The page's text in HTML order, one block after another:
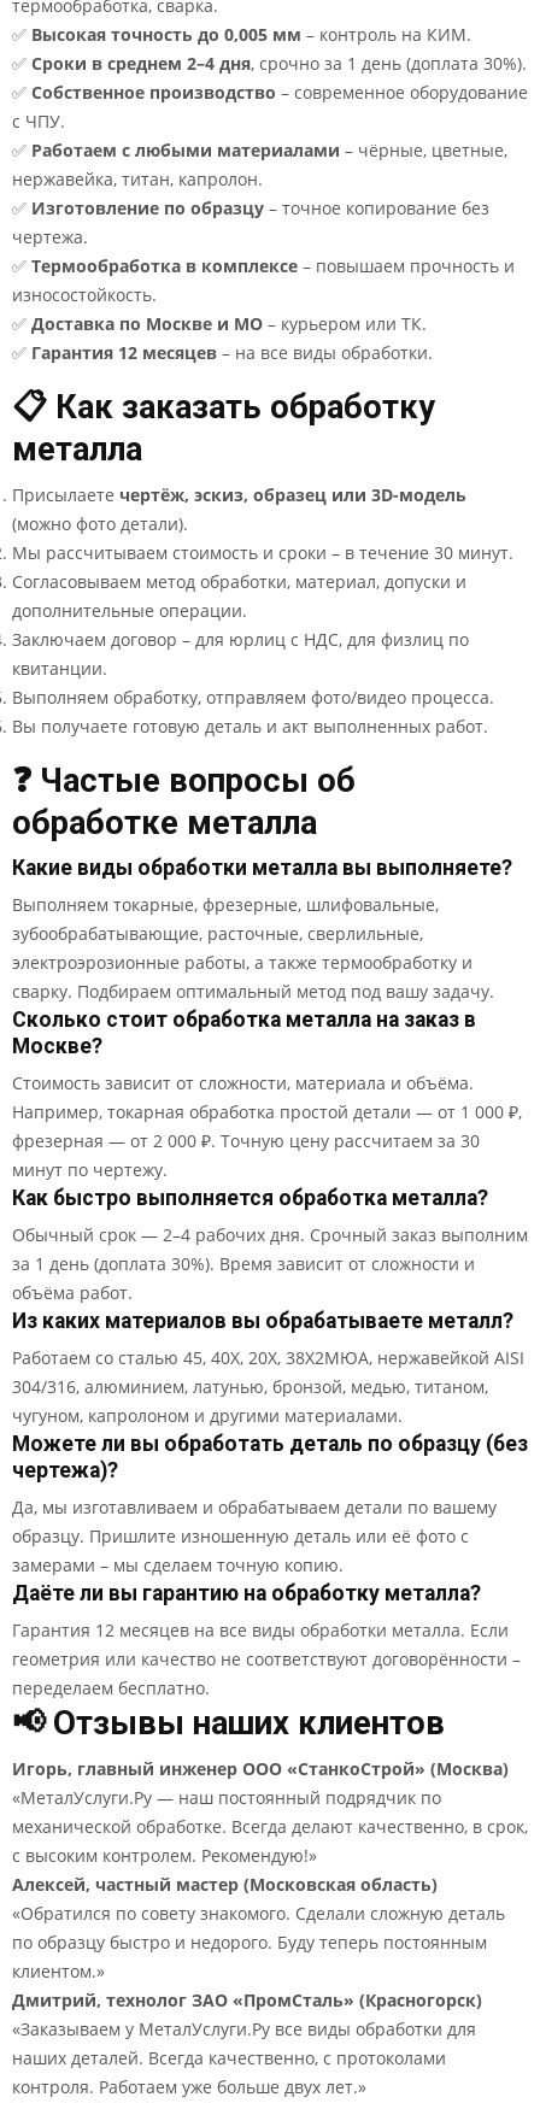
термообработка, сварка.
✅ Высокая точность до 0,005 мм – контроль на КИМ.
✅ Сроки в среднем 2–4 дня, срочно за 1 день (доплата 30%).
✅ Собственное производство – современное оборудование
с ЧПУ.
✅ Работаем с любыми материалами – чёрные, цветные,
нержавейка, титан, капролон.
✅ Изготовление по образцу – точное копирование без
чертежа.
✅ Термообработка в комплексе – повышаем прочность и
износостойкость.
✅ Доставка по Москве и МО – курьером или ТК.
✅ Гарантия 12 месяцев – на все виды обработки.
📋 Как заказать обработку
металла
Присылаете чертёж, эскиз, образец или 3D-модель
(можно фото детали).
Мы рассчитываем стоимость и сроки – в течение 30 минут.
Согласовываем метод обработки, материал, допуски и
дополнительные операции.
Заключаем договор – для юрлиц с НДС, для физлиц по
квитанции.
Выполняем обработку, отправляем фото/видео процесса.
Вы получаете готовую деталь и акт выполненных работ.
❓ Частые вопросы об
обработке металла
Какие виды обработки металла вы выполняете?
Выполняем токарные, фрезерные, шлифовальные,
зубообрабатывающие, расточные, сверлильные,
электроэрозионные работы, а также термообработку и
сварку. Подбираем оптимальный метод под вашу задачу.
Сколько стоит обработка металла на заказ в
Москве?
Стоимость зависит от сложности, материала и объёма.
Например, токарная обработка простой детали — от 1 000 ₽,
фрезерная — от 2 000 ₽. Точную цену рассчитаем за 30
минут по чертежу.
Как быстро выполняется обработка металла?
Обычный срок — 2–4 рабочих дня. Срочный заказ выполним
за 1 день (доплата 30%). Время зависит от сложности и
объёма работ.
Из каких материалов вы обрабатываете металл?
Работаем со сталью 45, 40Х, 20Х, 38Х2МЮА, нержавейкой AISI
304/316, алюминием, латунью, бронзой, медью, титаном,
чугуном, капролоном и другими материалами.
Можете ли вы обработать деталь по образцу (без
чертежа)?
Да, мы изготавливаем и обрабатываем детали по вашему
образцу. Пришлите изношенную деталь или её фото с
замерами – мы сделаем точную копию.
Даёте ли вы гарантию на обработку металла?
Гарантия 12 месяцев на все виды обработки металла. Если
геометрия или качество не соответствуют договорённости –
переделаем бесплатно.
📢 Отзывы наших клиентов
Игорь, главный инженер ООО «СтанкоСтрой» (Москва)
«МеталУслуги.Ру — наш постоянный подрядчик по
механической обработке. Всегда делают качественно, в срок,
с высоким контролем. Рекомендую!»
Алексей, частный мастер (Московская область)
«Обратился по совету знакомого. Сделали сложную деталь
по образцу быстро и недорого. Буду теперь постоянным
клиентом.»
Дмитрий, технолог ЗАО «ПромСталь» (Красногорск)
«Заказываем у МеталУслуги.Ру все виды обработки для
наших деталей. Всегда качественно, с протоколами
контроля. Работаем уже больше двух лет.»